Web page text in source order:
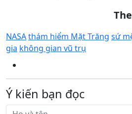
NASAthám hiểm Mặt Trăng sứ
gia không gian vũ trụ
Ý kiến bạn đọc